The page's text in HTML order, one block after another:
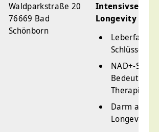
Waldparkstraße 20
76669 Bad
Schönborn
Longevity
Leberfasten
NAD+-
Bedeutung
Darm als
Longevity